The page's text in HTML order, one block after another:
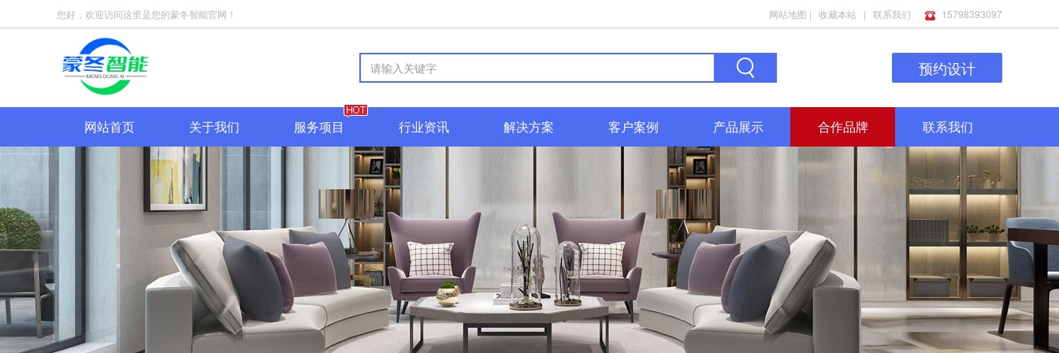
您好，欢迎访问这里是您的蒙冬智能官网！ 网站地图 | 收藏本站 | 联系我们 15798393097
预约设计
网站首页 关于我们 服务项目 行业资讯 解决方案 客户案例 产品展示 合作品牌 联系我们